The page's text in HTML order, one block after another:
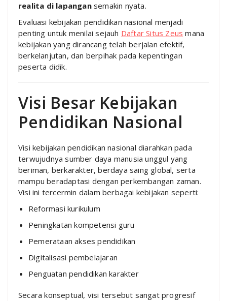
realita di lapangansemakin nyata.
Evaluasi kebijakan pendidikan nasional menjadi
penting untuk menilai sejauh Daftar Situs Zeus mana
kebijakan yang dirancang telah berjalan efektif,
berkelanjutan, dan berpihak pada kepentingan
peserta didik.
Visi Besar Kebijakan
Pendidikan Nasional
Visi kebijakan pendidikan nasional diarahkan pada
terwujudnya sumber daya manusia unggul yang
beriman, berkarakter, berdaya saing global, serta
mampu beradaptasi dengan perkembangan zaman.
Visi ini tercermin dalam berbagai kebijakan seperti:
Reformasi kurikulum
Peningkatan kompetensi guru
Pemerataan akses pendidikan
Digitalisasi pembelajaran
Penguatan pendidikan karakter
Secara konseptual, visi tersebut sangat progresif